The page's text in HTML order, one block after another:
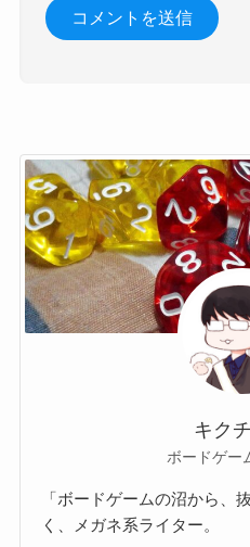
キク
ボードゲー
「ボードゲームの沼から
く、メガネ系ライター。